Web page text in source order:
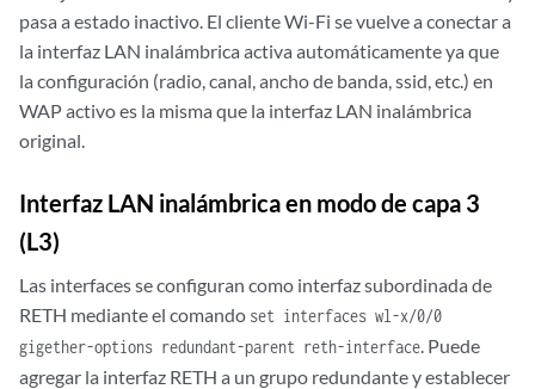
pasa a estado inactivo. El cliente Wi-Fi se vuelve a conectar a
la interfaz LAN inalámbrica activa automáticamente ya que
la configuración (radio, canal, ancho de banda, ssid, etc.) en
WAP activo es la misma que la interfaz LAN inalámbrica
original.
Interfaz LAN inalámbrica en modo de capa 3
(L3)
Las interfaces se configuran como interfaz subordinada de
RETH mediante el comando set interfaces wl-x/0/0
gigether-options redundant-parent reth-interface. Puede
agregar la interfaz RETH a un grupo redundante y establecer